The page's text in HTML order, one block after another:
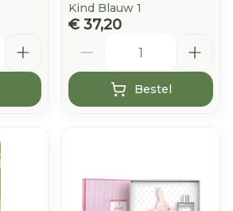
Kind Blauw 1
€ 37,20
Bestel